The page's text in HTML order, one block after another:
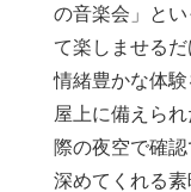
の音楽会」と
て楽しませる
情緒豊かな体験
屋上に備えら
際の夜空で確
深めてくれる